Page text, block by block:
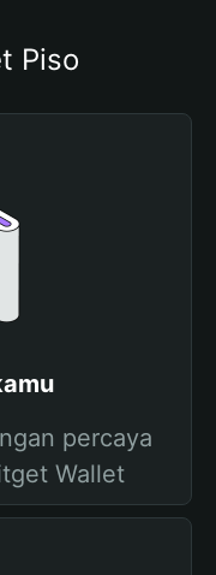
Piso
percaya
Wallet